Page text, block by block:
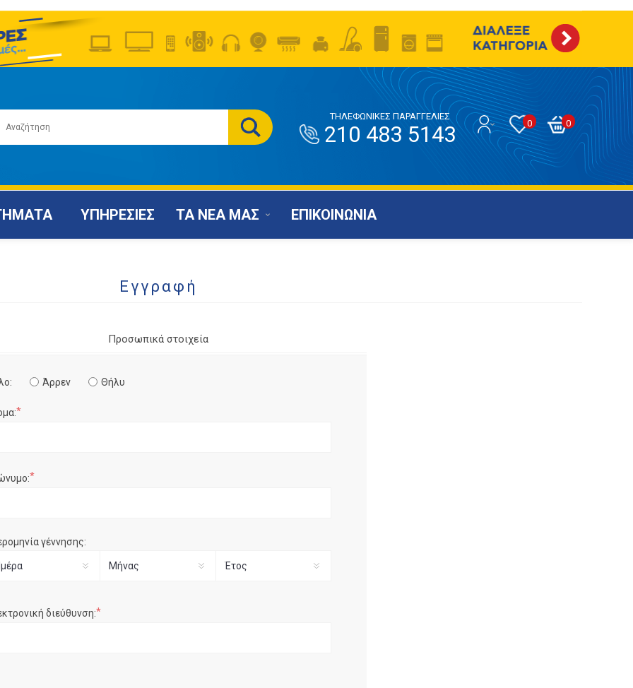
0
0
ΤΗΛΕΦΩΝΙΚΕΣ ΠΑΡΑΓΓΕΛΙΕΣ
210 483 5143
ΥΠΗΡΕΣΙΕΣ ΤΑ ΝΕΑ ΜΑΣ ΕΠΙΚΟΙΝΩΝΙΑ
Εγγραφή
Προσωπικά στοιχεία
Άρρεν Θήλυ
*
*
γέννησης:
διεύθυνση:*